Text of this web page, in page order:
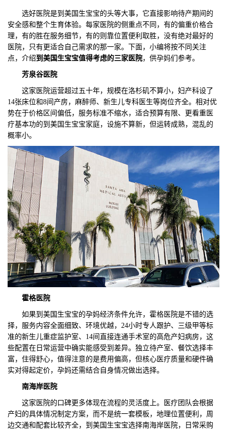
评
城
选好医院是到美国生宝宝的头等大事，它直接影响待产期间的
安全感和整个生育体验。每家医院的侧重点不同，有的偏重价格合
理，有的胜在服务细节，有的则靠位置便利取胜，没有绝对最好的
医院，只有更适合自己需求的那一家。下面，小编将按不同关注
点，介绍到美国生宝宝值得考虑的三家医院，供孕妈们参考。
芳泉谷医院
这家医院运营超过五十年，规模在洛杉矶不算小，妇产科设了
14张床位和8间产房，麻醉师、新生儿专科医生等岗位齐全。相对优
势在于价格区间偏低，服务标准不缩水，适合预算有限、更看重医
疗基本功的到美国生宝宝家庭，设施不算新，但运转成熟，混乱的
概率小。
霍格医院
如果到美国生宝宝的孕妈经济条件允许，霍格医院是不错的选
择，服务内容全面细致、环境优越，24小时专人跟护、三级甲等标
准的新生儿重症监护室、14间直接连通手术室的高危产妇病房，这
些配置在日常运营中确实能感受到差异。独立待产室、餐饮选择丰
富，住得舒心，值得注意的是费用偏高，但核心医疗质量和硬件确
实对得起定价，孕妈还需结合自身情况做出选择。
南海岸医院
这家医院的口碑更多体现在流程的灵活度上。医疗团队会根据
产妇的具体情况制定方案，而不是统一套模板，地理位置便利，周
边交通和配套比较齐全，到美国生宝宝选择南海岸医院，日常采购